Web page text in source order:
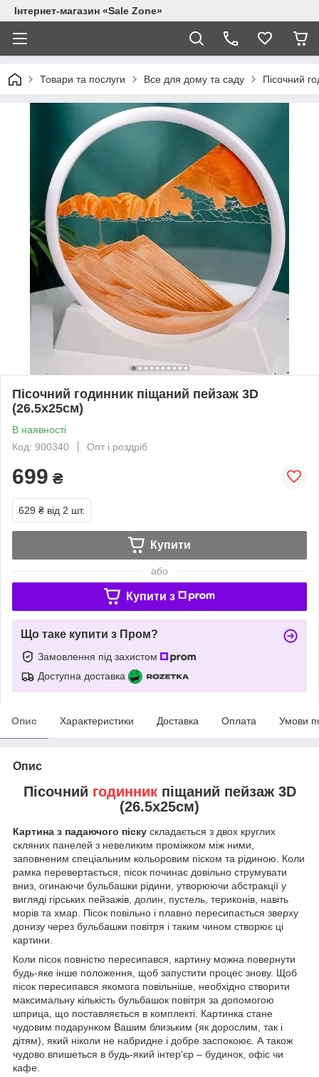
Інтернет-магазин «Sale Zone»
Товари та послуги Все для дому та саду Пісочний
Пісочний годинник піщаний пейзаж 3D
(26.5х25см)
В наявності
Код: 900340
Опт і роздріб
699 ₴
629 ₴ від 2 шт.
Купити
або
Купити з
Що таке купити з Пром?
Замовлення під захистом
Доступна доставка
Опис Характеристики Доставка Оплата Умови
Опис
Пісочний годинникпіщаний пейзаж 3D
(26.5х25см)
Картина з падаючого піску складається з двох круглих
скляних панелей з невеликим проміжком між ними,
заповненим спеціальним кольоровим піском та рідиною. Коли
рамка перевертається, пісок починає довільно струмувати
вниз, огинаючи бульбашки рідини, утворюючи абстракції у
вигляді гірських пейзажів, долин, пустель, териконів, навіть
морів та хмар. Пісок повільно і плавно пересипається зверху
донизу через бульбашки повітря і таким чином створює ці
картини.
Коли пісок повністю пересипався, картину можна повернути
будь-яке інше положення, щоб запустити процес знову. Щоб
пісок пересипався якомога повільніше, необхідно створити
максимальну кількість бульбашок повітря за допомогою
шприца, що поставляється в комплекті. Картинка стане
чудовим подарунком Вашим близьким (як дорослим, так і
дітям), який ніколи не набридне і добре заспокоює. А також
чудово впишеться в будь-який інтер'єр – будинок, офіс чи
кафе.